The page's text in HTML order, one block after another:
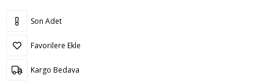
Son Adet
Favorilere Ekle
Kargo Bedava